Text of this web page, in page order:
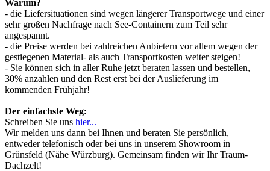
Warum?
- die Liefersituationen sind wegen längerer Transportwege und einer
sehr großen Nachfrage nach See-Containern zum Teil sehr
angespannt.
- die Preise werden bei zahlreichen Anbietern vor allem wegen der
gestiegenen Material- als auch Transportkosten weiter steigen!
- Sie können sich in aller Ruhe jetzt beraten lassen und bestellen,
30% anzahlen und den Rest erst bei der Auslieferung im
kommenden Frühjahr!
Der einfachste Weg:
Schreiben Sie uns hier...
Wir melden uns dann bei Ihnen und beraten Sie persönlich,
entweder telefonisch oder bei uns in unserem Showroom in
Grünsfeld (Nähe Würzburg). Gemeinsam finden wir Ihr Traum-
Dachzelt!